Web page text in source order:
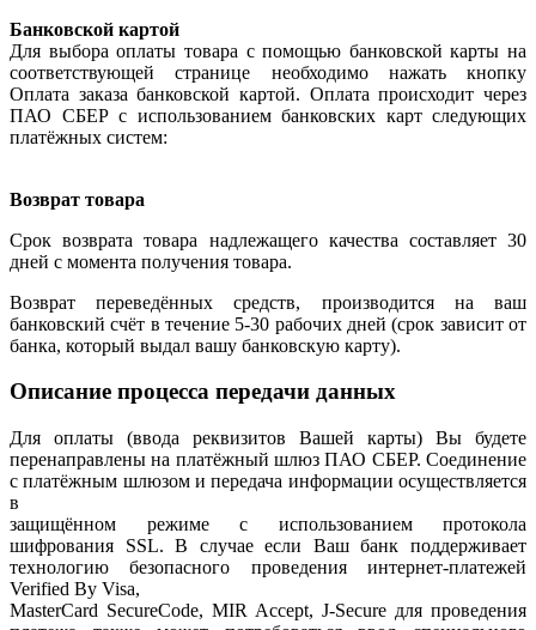
Банковской картой
Для выбора оплаты товара с помощью банковской карты на
соответствующей странице необходимо нажать кнопку
Оплата заказа банковской картой. Оплата происходит через
ПАО СБЕР с использованием банковских карт следующих
платёжных систем:
Возврат товара
Срок возврата товара надлежащего качества составляет 30
дней с момента получения товара.
Возврат переведённых средств, производится на ваш
банковский счёт в течение 5-30 рабочих дней (срок зависит от
банка, который выдал вашу банковскую карту).
Описание процесса передачи данных
Для оплаты (ввода реквизитов Вашей карты) Вы будете
перенаправлены на платёжный шлюз ПАО СБЕР. Соединение
с платёжным шлюзом и передача информации осуществляется
в
защищённом режиме с использованием протокола
шифрования SSL. В случае если Ваш банк поддерживает
технологию безопасного проведения интернет-платежей
Verified By Visa,
MasterCard SecureCode, MIR Accept, J-Secure для проведения